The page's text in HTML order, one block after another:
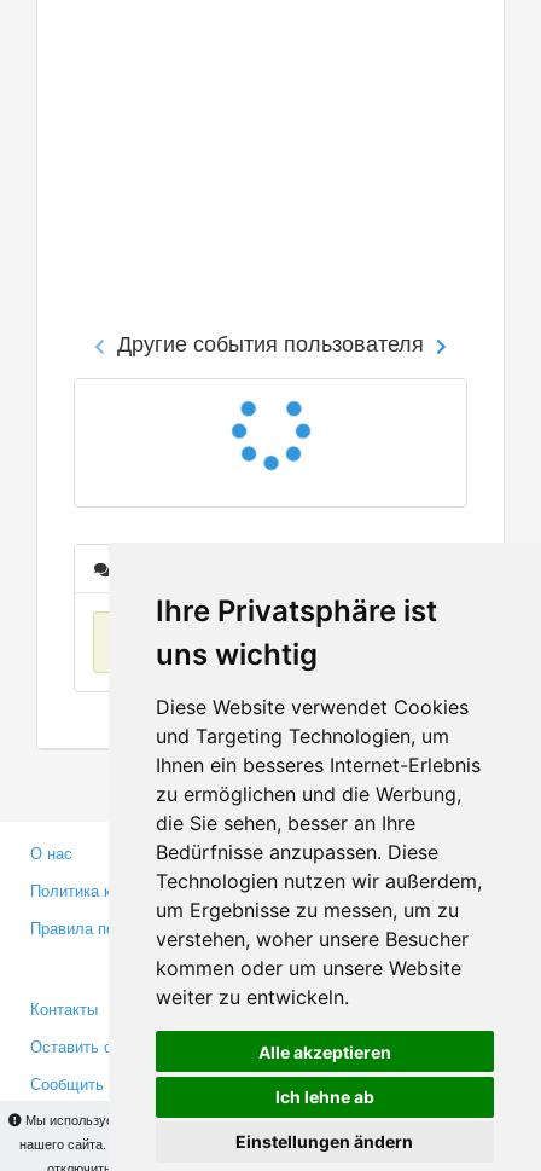
Ihre Privatsphäre ist
uns wichtig
Diese Website verwendet Cookies
und Targeting Technologien, um
Ihnen ein besseres Internet-Erlebnis
zu ermöglichen und die Werbung,
die Sie sehen, besser an Ihre
Bedürfnisse anzupassen. Diese
Technologien nutzen wir außerdem,
um Ergebnisse zu messen, um zu
verstehen, woher unsere Besucher
kommen oder um unsere Website
weiter zu entwickeln.
Alle akzeptieren
Ich lehne ab
Einstellungen ändern
Мы используем cookies для того, чтобы Вы могли использовать весь функционал
нашего сайта. На
Вы сможете узнать подробности и, при желании,
Другие события пользователя
О нас
Политика конфиденциальности
Правила пользования
Партнерам
Инвесторам
Медиа
Контакты
Оставить отзыв
Сообщить об ошибке
Facebook
Twitter
YouTube
Google+